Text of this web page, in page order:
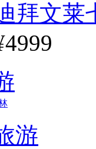
拜文莱
游